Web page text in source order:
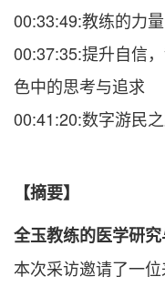
00:33:49:教练的力
00:37:35:提升自信
色中的思考与追求
00:41:20:数字游民
【摘要】
全玉教练的医学研
本次采访邀请了一